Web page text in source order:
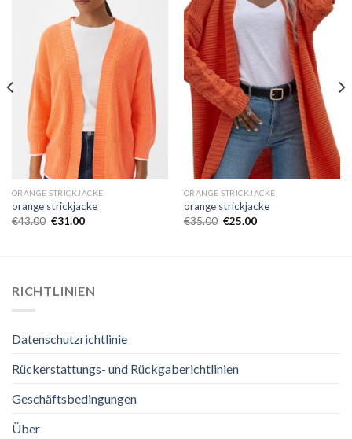
ORANGE STRICKJACKE
orange strickjacke
€43.00 €31.00
ORANGE STRICKJACKE
orange strickjacke
€35.00 €25.00
RICHTLINIEN
Datenschutzrichtlinie
Rückerstattungs- und Rückgaberichtlinien
Geschäftsbedingungen
Über